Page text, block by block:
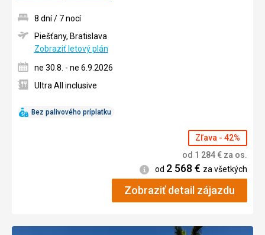
Bez palivového príplatku
8 dní / 7 nocí
Piešťany, Bratislava
Zobraziť letový plán
ne 30.8. - ne 6.9.2026
Ultra All inclusive
Zľava - 42%
od 1 284€ za os.
Informácie
od 2 568 € za všetkých
Zobraziť detail zájazdu